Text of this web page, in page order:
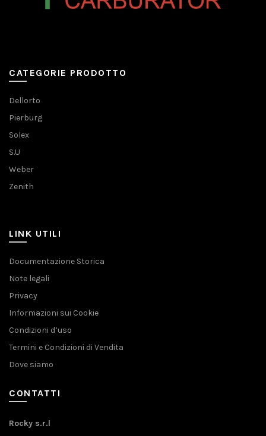
CATEGORIE PRODOTTO
Dellorto
Pierburg
Solex
S.U
Weber
Zenith
LINK UTILI
Documentazione Storica
Note legali
Privacy
Informazioni sui Cookie
Condizioni d’uso
Termini e Condizioni di Vendita
Dove siamo
CONTATTI
Rocky s.r.l